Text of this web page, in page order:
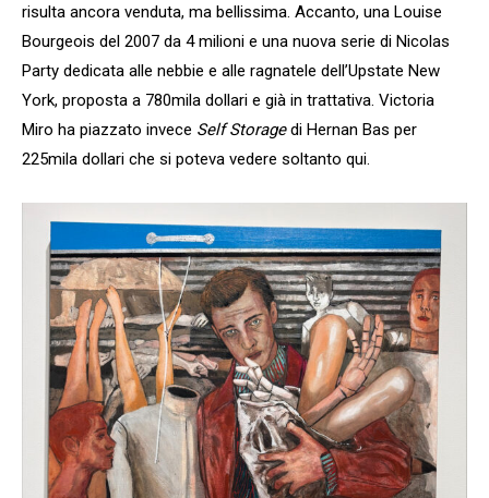
risulta ancora venduta, ma bellissima. Accanto, una Louise
Bourgeois del 2007 da 4 milioni e una nuova serie di Nicolas
Party dedicata alle nebbie e alle ragnatele dell’Upstate New
York, proposta a 780mila dollari e già in trattativa. Victoria
Miro ha piazzato invece Self Storagedi Hernan Bas per
225mila dollari che si poteva vedere soltanto qui.